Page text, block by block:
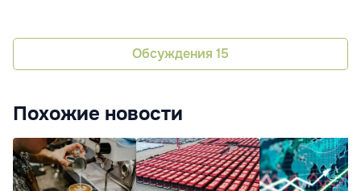
Обсуждения 15
Похожие новости